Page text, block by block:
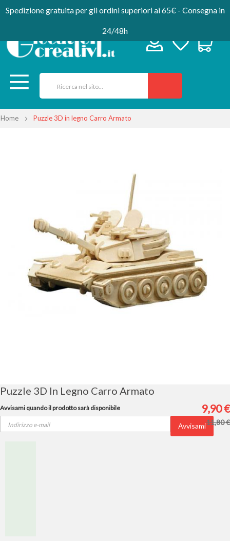
Spedizione gratuita per gli ordini superiori ai 65€ - Consegna in
24/48h
Home Puzzle 3D in legno Carro Armato
galleria
di
immagini
Puzzle 3D In Legno Carro Armato
9,90 €
11,80 €
Avvisami quando il prodotto sarà disponibile
Avvisami